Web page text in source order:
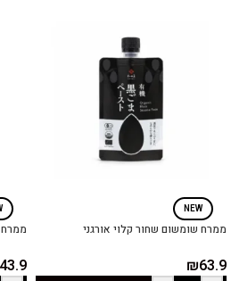
NEW
ממרח שומשום שחור קלוי אורגני
₪63.9
ממרח
43.9